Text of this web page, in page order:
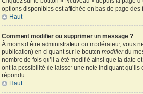
options disponibles est affichée en bas de page des
Haut
Comment modifier ou supprimer un message ?
À moins d’être administrateur ou modérateur, vous
publication) en cliquant sur le boutonmodifierdu
nombre de fois qu’il a été modifié ainsi que la date
ont la possibilité de laisser une note indiquant
répondu.
Haut